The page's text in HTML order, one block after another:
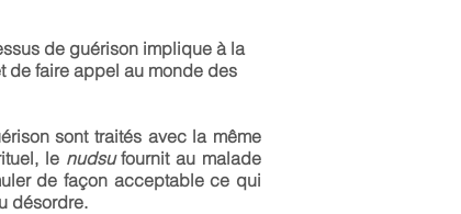
de guérison implique à la
de faire appel au monde des
sont traités avec la même
le nudsufournit au malade
de façon acceptable ce qui
désordre.